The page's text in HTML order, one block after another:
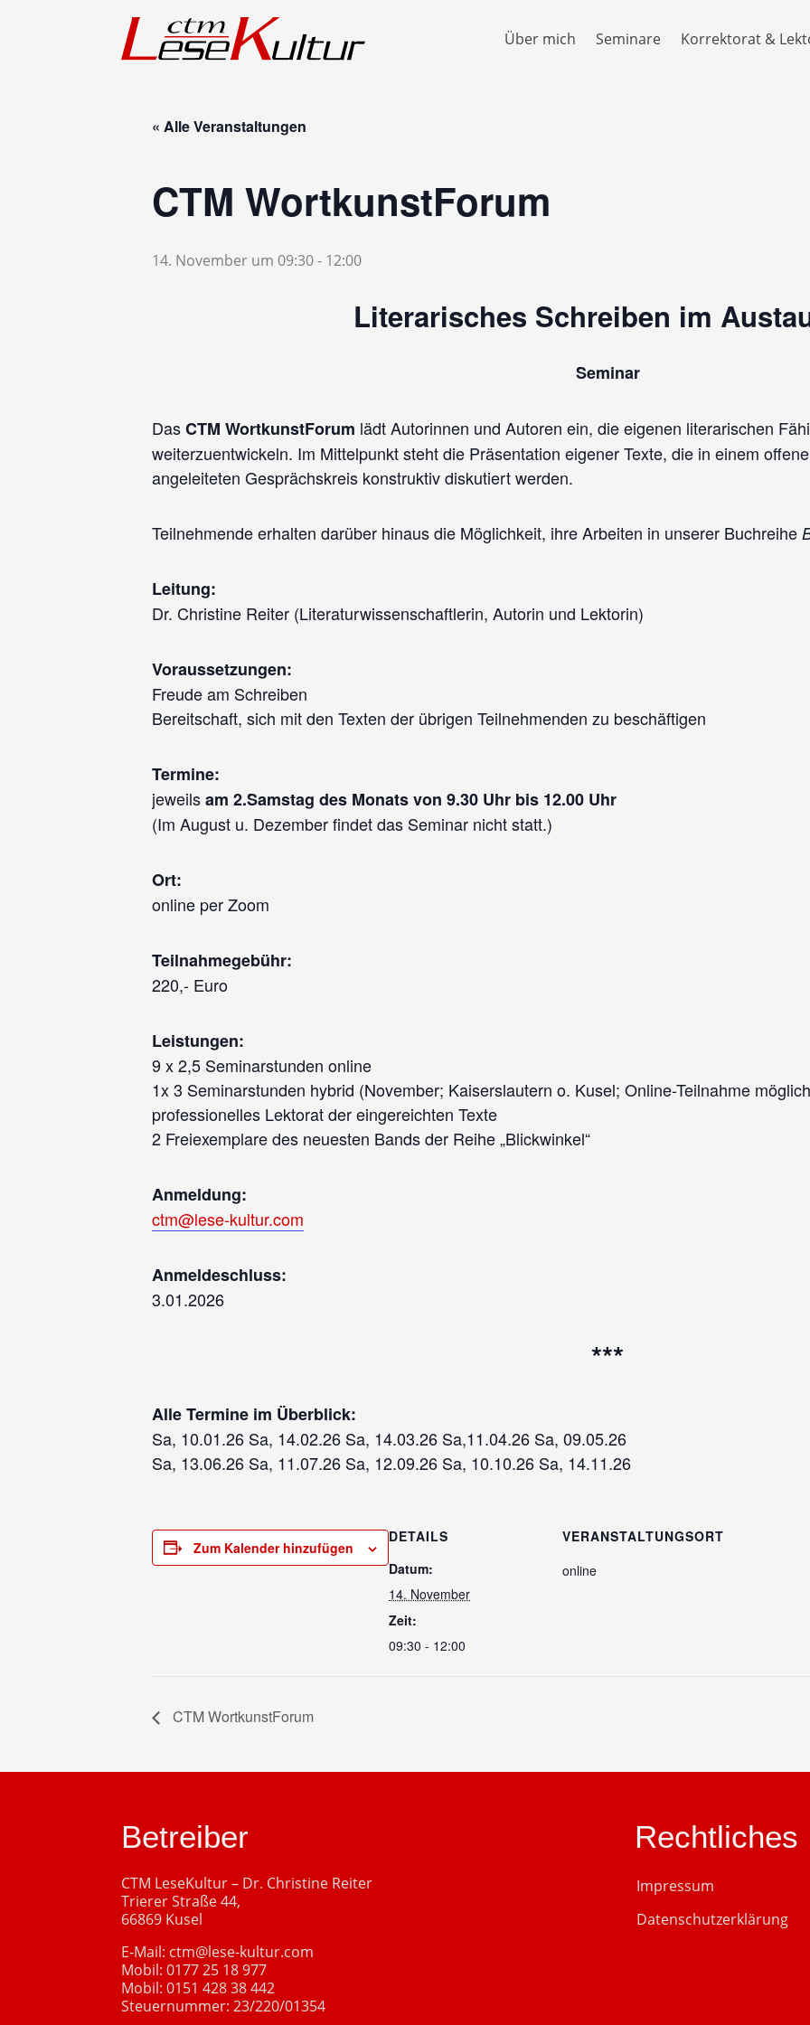
Über mich Seminare Korrektorat &
« Alle Veranstaltungen
CTM WortkunstForum
14. November um 09:30- 12:00
Literarisches Schreiben im
Seminar
DasCTM WortkunstForum lädt Autorinnen und Autoren ein, die eigenen literarischen
weiterzuentwickeln. Im Mittelpunkt steht die Präsentation eigener Texte, die in einem
angeleiteten Gesprächskreis konstruktiv diskutiert werden.
Teilnehmende erhalten darüber hinaus die Möglichkeit, ihre Arbeiten in unserer Buchreihe
Leitung:
Dr. Christine Reiter (Literaturwissenschaftlerin, Autorin und Lektorin)
Voraussetzungen:
Freude am Schreiben
Bereitschaft, sich mit den Texten der übrigen Teilnehmenden zu beschäftigen
Termine:
jeweilsam 2.Samstag des Monats von 9.30 Uhr bis 12.00 Uhr
(Im August u. Dezember findet das Seminar nicht statt.)
Ort:
online per Zoom
Teilnahmegebühr:
220,- Euro
Leistungen:
9 x 2,5 Seminarstunden online
1x 3 Seminarstunden hybrid (November; Kaiserslautern o. Kusel; Online-Teilnahme
professionelles Lektorat der eingereichten Texte
2 Freiexemplare des neuesten Bands der Reihe „Blickwinkel“
Anmeldung:
ctm@lese-kultur.com
Anmeldeschluss:
3.01.2026
***
Alle Termine im Überblick:
Sa, 10.01.26 Sa, 14.02.26 Sa, 14.03.26 Sa,11.04.26 Sa, 09.05.26
Sa, 13.06.26 Sa, 11.07.26 Sa, 12.09.26 Sa, 10.10.26 Sa, 14.11.26
Zum Kalender hinzufügen
DETAILS
Datum:
14. November
Zeit:
09:30 - 12:00
VERANSTALTUNGSORT
online
CTM WortkunstForum
Betreiber
CTM LeseKultur – Dr. Christine Reiter
Trierer Straße 44,
66869 Kusel
E-Mail: ctm@lese-kultur.com
Mobil:0177 25 18 977
Mobil:0151 428 38 442
Steuernummer: 23/220/01354
Rechtliches
Impressum
Datenschutzerklärung